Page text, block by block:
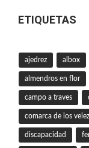
ETIQUETAS
ajedrez albox
almendros en flor
campo a traves
comarca de los velez
discapacidad